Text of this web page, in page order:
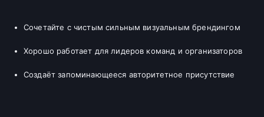
Сочетайте с чистым сильным визуальным брендингом
Хорошо работает для лидеров команд и организаторов
Создаёт запоминающееся авторитетное присутствие